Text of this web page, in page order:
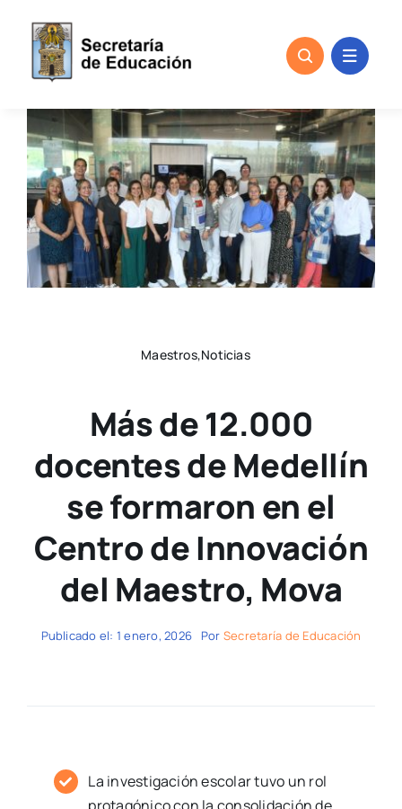
content
Maestros,Noticias
Más de 12.000
docentes de Medellín
se formaron en el
Centro de Innovación
del Maestro, Mova
Publicado el: 1 enero, 2026 Por Secretaría de Educación
La investigación escolar tuvo un rol